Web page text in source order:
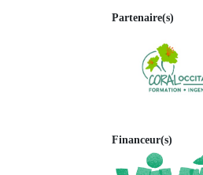
Partenaire(s)
Financeur(s)